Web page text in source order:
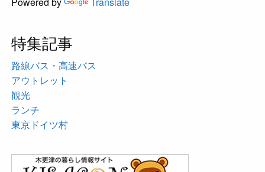
特集記事
路線バス・高速バス
アウトレット
観光
ランチ
東京ドイツ村